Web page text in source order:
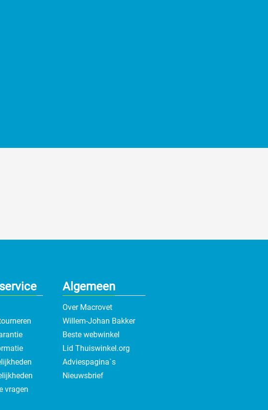
vragen
Algemeen
Over Macrovet
Willem-Johan Bakker
Beste webwinkel
Lid Thuiswinkel.org
Adviespagina`s
Nieuwsbrief